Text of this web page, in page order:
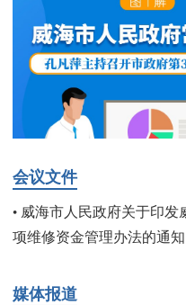
会议文件
• 威海市人民政府关于印发
项维修资金管理办法的通知
媒体报道